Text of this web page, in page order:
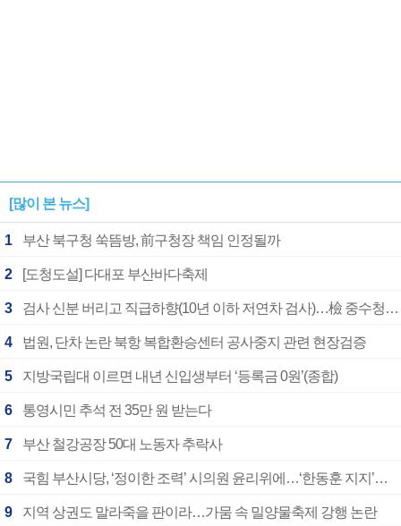
[많이 본 뉴스]
1 부산 북구청 쑥뜸방, 前구청장 책임 인정될까
2 [도청도설] 다대포 부산바다축제
3 검사 신분 버리고 직급하향(10년 이하 저연차 검사)…檢 중수청행 기피
4 법원, 단차 논란 북항 복합환승센터 공사중지 관련 현장검증
5 지방국립대 이르면 내년 신입생부터 ‘등록금 0원’(종합)
6 통영시민 추석 전 35만 원 받는다
7 부산 철강공장 50대 노동자 추락사
8 국힘 부산시당, ‘정이한 조력’ 시의원 윤리위에…‘한동훈 지지’도 신고접수
9 지역 상권도 말라죽을 판이라…가뭄 속 밀양물축제 강행 논란